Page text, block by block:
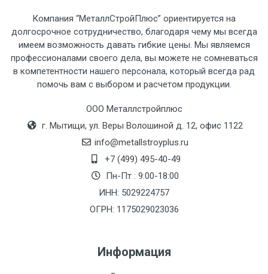
Компания “МеталлСтройПлюс” ориентируется на
долгосрочное сотрудничество, благодаря чему мы всегда
имеем возможность давать гибкие цены. Мы являемся
профессионалами своего дела, вы можете не сомневаться
в компетентности нашего персонала, который всегда рад
помочь вам с выбором и расчетом продукции.
ООО Металлстройплюс
г. Мытищи, ул. Веры Волошиной д. 12, офис 1122
info@metallstroyplus.ru
+7 (499) 495-40-49
Пн-Пт : 9:00-18:00
ИНН: 5029224757
ОГРН: 1175029023036
Информация